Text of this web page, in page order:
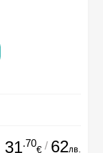
31.70
€ / 62лв.